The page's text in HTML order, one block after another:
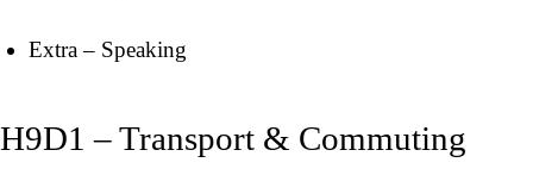
Extra – Speaking
H9D1 – Transport & Commuting